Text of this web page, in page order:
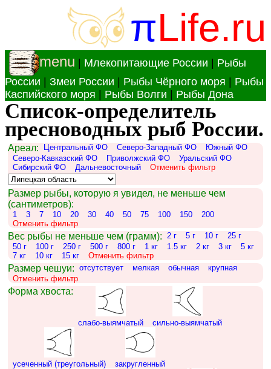
πLife.ru
menu Млекопитающие России
Рыбы
России
Змеи России Рыбы Чёрного моря
Рыбы
Каспийского моря
Рыбы Волги Рыбы Дона
Список-определитель
пресноводных рыб России.
Ареал: Центральный ФО Северо-Западный ФО
Южный ФО
Северо-Кавказский ФО
Приволжский ФО
Уральский ФО
Сибирский ФО
Дальневосточный Отменить фильтр
Размер рыбы, которую я увидел, не меньше чем
(сантиметров):
1 3 7 10 20 30 40 50 75 100 150
200
Отменить фильтр
Вес рыбы не меньше чем (грамм): 2 г 5 г 10 г
25 г
50 г
100 г 250 г 500 г 800 г 1 кг 1.5 кг 2 кг 3 кг
5 кг
7 кг
10 кг 15 кг Отменить фильтр
Размер чешуи: отсутствует мелкая обычная
крупная
Отменить фильтр
Форма хвоста:
слабо-выямчатый сильно-выямчатый
усеченный (треугольный) закругленный